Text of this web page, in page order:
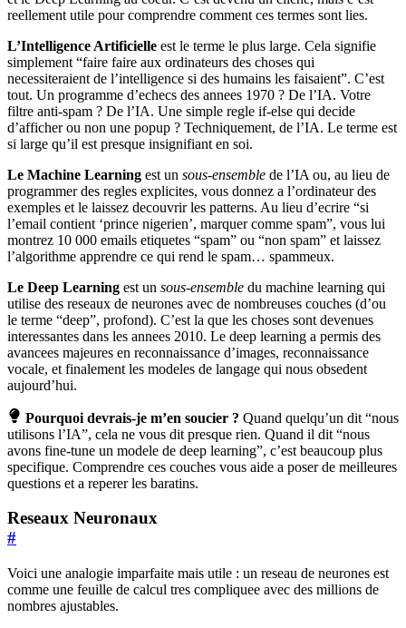
reellement utile pour comprendre comment ces termes sont lies.
L’Intelligence Artificielle est le terme le plus large. Cela signifie
simplement “faire faire aux ordinateurs des choses qui
necessiteraient de l’intelligence si des humains les faisaient”. C’est
tout. Un programme d’echecs des annees 1970 ? De l’IA. Votre
filtre anti-spam ? De l’IA. Une simple regle if-else qui decide
d’afficher ou non une popup ? Techniquement, de l’IA. Le terme est
si large qu’il est presque insignifiant en soi.
Le Machine Learning est un sous-ensemble de l’IA ou, au lieu de
programmer des regles explicites, vous donnez a l’ordinateur des
exemples et le laissez decouvrir les patterns. Au lieu d’ecrire “si
l’email contient ‘prince nigerien’, marquer comme spam”, vous lui
montrez 10 000 emails etiquetes “spam” ou “non spam” et laissez
l’algorithme apprendre ce qui rend le spam… spammeux.
Le Deep Learning est un sous-ensemble du machine learning qui
utilise des reseaux de neurones avec de nombreuses couches (d’ou
le terme “deep”, profond). C’est la que les choses sont devenues
interessantes dans les annees 2010. Le deep learning a permis des
avancees majeures en reconnaissance d’images, reconnaissance
vocale, et finalement les modeles de langage qui nous obsedent
aujourd’hui.
Pourquoi devrais-je m’en soucier ? Quand quelqu’un dit “nous
utilisons l’IA”, cela ne vous dit presque rien. Quand il dit “nous
avons fine-tune un modele de deep learning”, c’est beaucoup plus
specifique. Comprendre ces couches vous aide a poser de meilleures
questions et a reperer les baratins.
Reseaux Neuronaux
#
Voici une analogie imparfaite mais utile : un reseau de neurones est
comme une feuille de calcul tres compliquee avec des millions de
nombres ajustables.